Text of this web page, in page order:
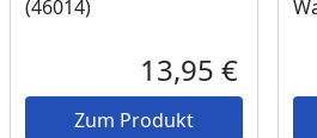
(46014)
Aktueller
13,95 €
Zum Produkt